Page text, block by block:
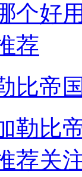
比帝
勒比
荐关